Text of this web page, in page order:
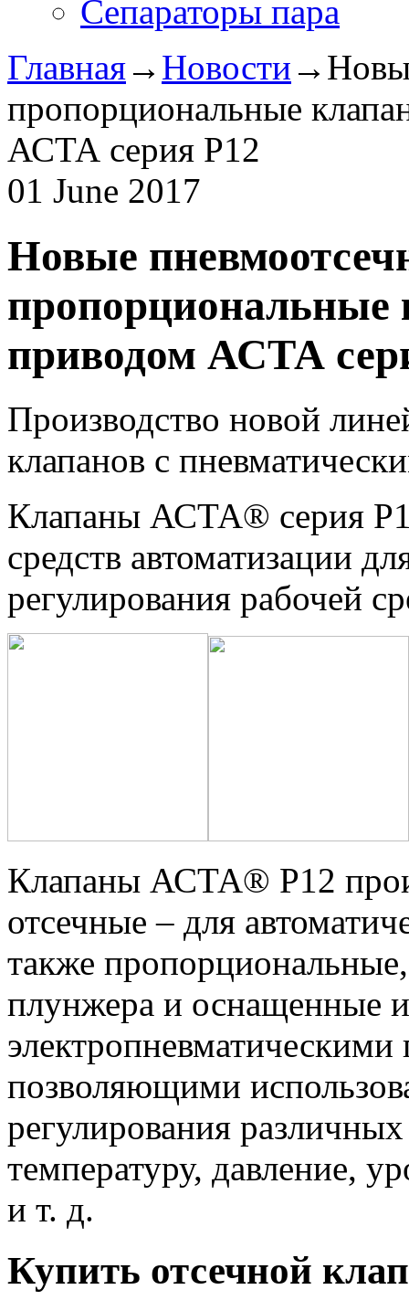
Сепараторы пара
Главная→ Новости →
пропорциональные
АСТА серия Р12
01 June 2017
Новые
приводом АСТА
Производство новой
клапанов с
Клапаны АСТА® серия
средств автоматизации
регулирования рабочей
Клапаны АСТА® Р12
отсечные – для
также
плунжера и оснащенные
позволяющими
регулирования
температуру, давление,
и т. д.
Купить отсечной